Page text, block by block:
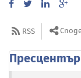
RSS
Пресцентър